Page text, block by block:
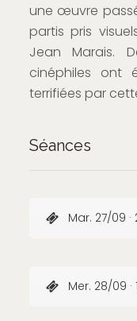
une œuvre
partis pris
Jean Marais.
cinéphiles ont
terrifiées par
Séances
Mar. 27/09 ·
Mer. 28/09 ·